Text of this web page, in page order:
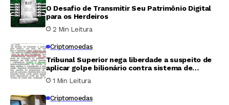
O Desafio de Transmitir Seu Patrimônio Digital
para os Herdeiros
2 Min Leitura
Criptomoedas
Tribunal Superior nega liberdade a suspeito de
aplicar golpe bilionário contra sistema de
pagamentos instantâneos
1 Min Leitura
Criptomoedas